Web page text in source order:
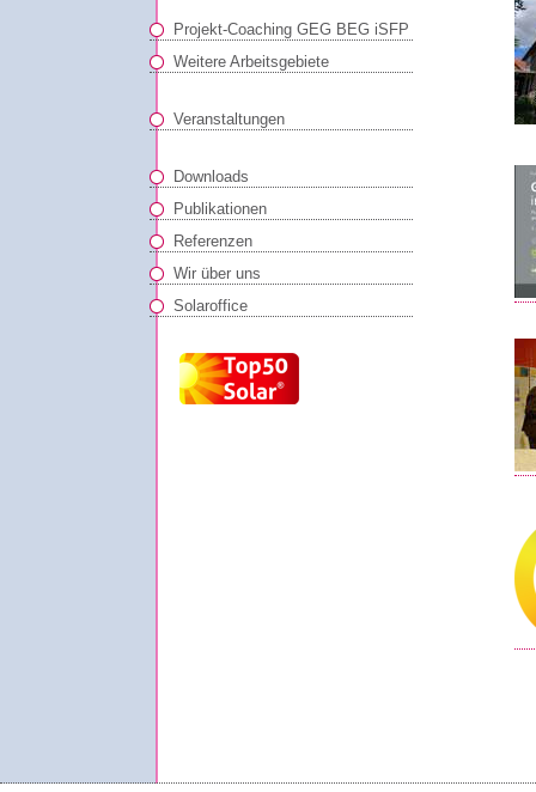
Projekt-Coaching GEG BEG iSFP
Weitere Arbeitsgebiete
Veranstaltungen
Downloads
Publikationen
Referenzen
Wir über uns
Solaroffice